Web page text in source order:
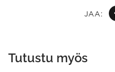
JAA:
Tutustu myös